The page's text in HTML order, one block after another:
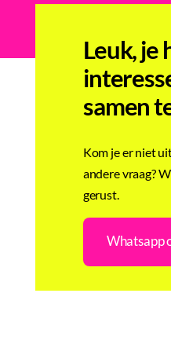
Leuk, je
samen
Kom je er niet
andere vraag?
gerust.
Whatsapp